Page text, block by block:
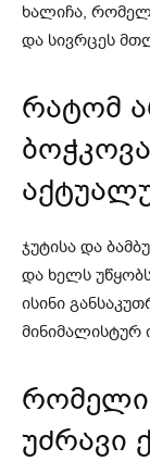
ხალიჩა,
და სივრცეს
რატომ
ჯუტისა და
და ხელს
ისინი
მინიმალისტურ
რომელი
უძრავი